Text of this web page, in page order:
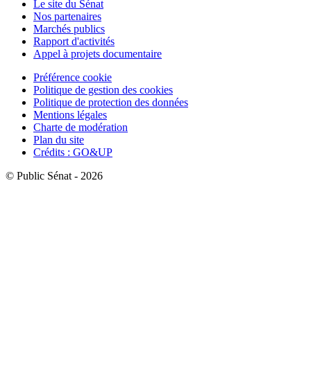
Le site du Sénat
Nos partenaires
Marchés publics
Rapport d'activités
Appel à projets documentaire
Préférence cookie
Politique de gestion des cookies
Politique de protection des données
Mentions légales
Charte de modération
Plan du site
Crédits : GO&UP
© Public Sénat - 2026